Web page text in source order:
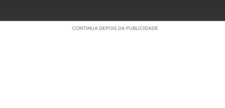
CONTINUA DEPOIS DA PUBLICIDADE